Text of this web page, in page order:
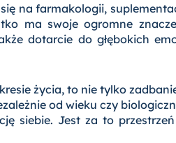
na farmakologii,
ma swoje ogromne
dotarcie do głębokich
życia, to nie tylko
od wieku czy
siebie. Jest za to